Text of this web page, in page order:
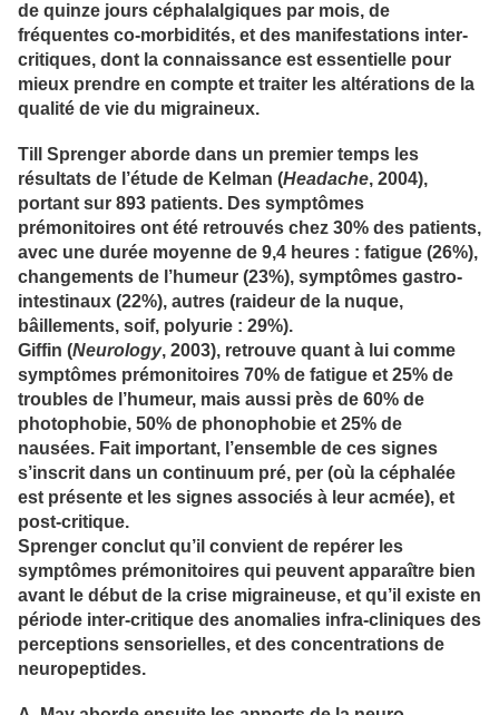
de quinze jours céphalalgiques par mois, de
fréquentes co-morbidités, et des manifestations inter-
critiques, dont la connaissance est essentielle pour
mieux prendre en compte et traiter les altérations de la
qualité de vie du migraineux.
Till Sprenger aborde dans un premier temps les
résultats de l’étude de Kelman (Headache, 2004),
portant sur 893 patients. Des symptômes
prémonitoires ont été retrouvés chez 30% des patients,
avec une durée moyenne de 9,4 heures : fatigue (26%),
changements de l’humeur (23%), symptômes gastro-
intestinaux (22%), autres (raideur de la nuque,
bâillements, soif, polyurie : 29%).
Giffin (Neurology, 2003), retrouve quant à lui comme
symptômes prémonitoires 70% de fatigue et 25% de
troubles de l’humeur, mais aussi près de 60% de
photophobie, 50% de phonophobie et 25% de
nausées. Fait important, l’ensemble de ces signes
s’inscrit dans un continuum pré, per (où la céphalée
est présente et les signes associés à leur acmée), et
post-critique.
Sprenger conclut qu’il convient de repérer les
symptômes prémonitoires qui peuvent apparaître bien
avant le début de la crise migraineuse, et qu’il existe en
période inter-critique des anomalies infra-cliniques des
perceptions sensorielles, et des concentrations de
neuropeptides.